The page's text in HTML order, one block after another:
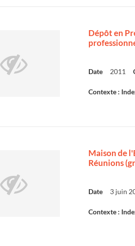
Dépôt en
Date 2011
Contexte :
Maison de
Réunions
Date 3 juin
Contexte :